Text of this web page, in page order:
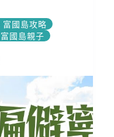
富國島攻略
富國島親子